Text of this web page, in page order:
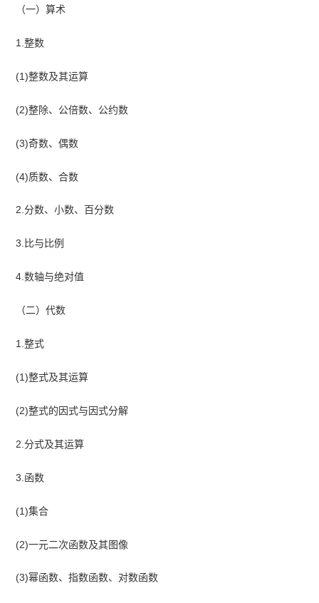
（一）算术
1.整数
(1)整数及其运算
(2)整除、公倍数、公约数
(3)奇数、偶数
(4)质数、合数
2.分数、小数、百分数
3.比与比例
4.数轴与绝对值
（二）代数
1.整式
(1)整式及其运算
(2)整式的因式与因式分解
2.分式及其运算
3.函数
(1)集合
(2)一元二次函数及其图像
(3)幂函数、指数函数、对数函数